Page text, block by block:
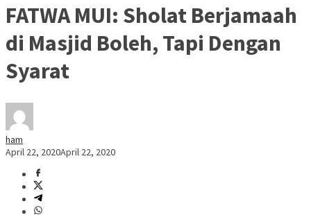
FATWA MUI: Sholat Berjamaah
di Masjid Boleh, Tapi Dengan
Syarat
ham
April 22, 2020April 22, 2020